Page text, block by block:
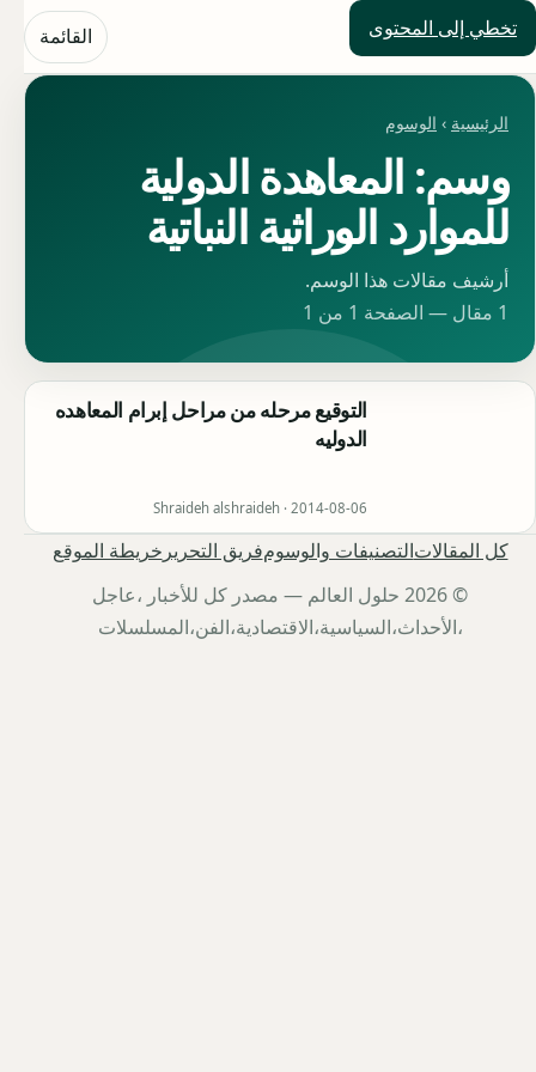
تخطي إلى المحتوى
حلول العالم القائمة
الرئيسية › الوسوم
وسم: المعاهدة الدولية
للموارد الوراثية النباتية
أرشيف مقالات هذا الوسم.
1 مقال — الصفحة 1 من 1
التوقيع مرحله من مراحل إبرام المعاهده
الدوليه
Shraideh alshraideh · 2014-08-06
كل المقالاتالتصنيفات والوسومفريق التحرير خريطة الموقع
© 2026 حلول العالم — مصدر كل للأخبار ،عاجل
،الأحداث،السياسية،الاقتصادية،الفن،المسلسلات